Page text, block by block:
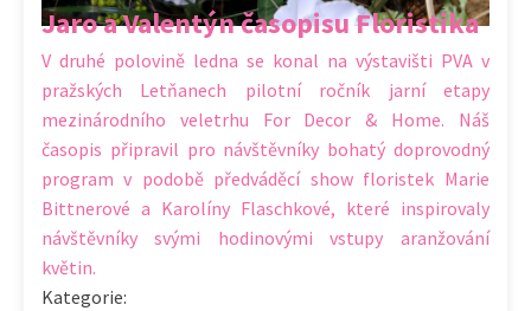
Jaro a Valentýn časopisu Floristika
V druhé polovině ledna se konal na výstavišti PVA v
pražských Letňanech pilotní ročník jarní etapy
mezinárodního veletrhu For Decor & Home. Náš
časopis připravil pro návštěvníky bohatý doprovodný
program v podobě předváděcí show floristek Marie
Bittnerové a Karolíny Flaschkové, které inspirovaly
návštěvníky svými hodinovými vstupy aranžování
květin.
Kategorie: